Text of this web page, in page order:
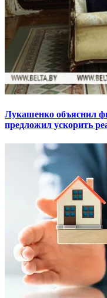
Лукашенко объяснил
предложил ускорить